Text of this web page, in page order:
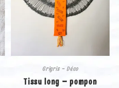
Grigris - Déco
Tissu long – pompon